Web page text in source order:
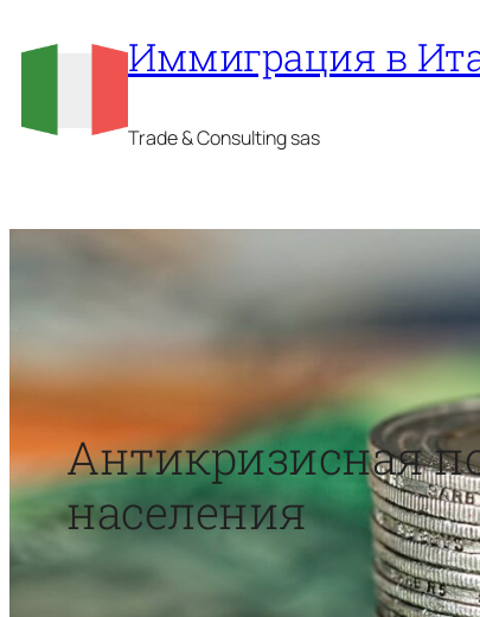
Иммиграция в
Trade & Consulting sas
Антикризисная
населения